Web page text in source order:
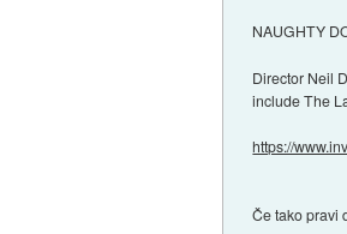
NAUGHTY
Director Neil
include The
https://
Če tako pravi